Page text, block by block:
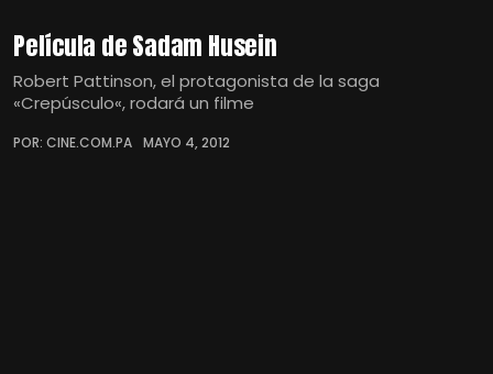
Película de Sadam Husein
Robert Pattinson, el protagonista de la saga
«Crepúsculo«, rodará un filme
POR: CINE.COM.PA MAYO 4, 2012